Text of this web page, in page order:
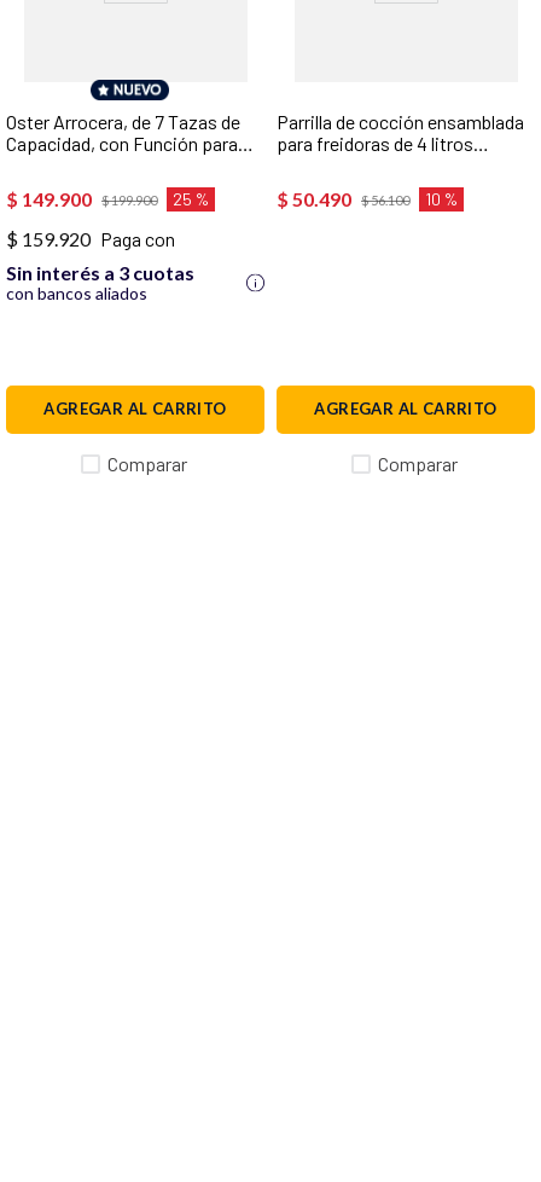
Oster Arrocera, de 7 Tazas de
Capacidad, con Función para
Recubrimiento Antiadherente
Oster DiamondForce,
CKSTRCB7DFBLK
$ 149.900 $199.900 25 %
$ 159.920 Paga con
Sin interés a 3 cuotas
con bancos aliados
AGREGAR AL CARRITO
Comparar
Parrilla de cocción ensamblada
para freidoras de 4 litros
$ 50.490 $56.100 10 %
AGREGAR AL CARRITO
Comparar